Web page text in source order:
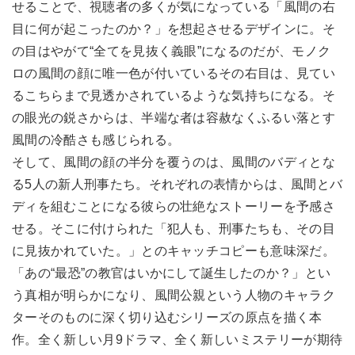
せることで、視聴者の多くが気になっている「風間の右
目に何が起こったのか？」を想起させるデザインに。そ
の目はやがて“全てを見抜く義眼”になるのだが、モノク
ロの風間の顔に唯一色が付いているその右目は、見てい
るこちらまで見透かされているような気持ちになる。そ
の眼光の鋭さからは、半端な者は容赦なくふるい落とす
風間の冷酷さも感じられる。
そして、風間の顔の半分を覆うのは、風間のバディとな
る5人の新人刑事たち。それぞれの表情からは、風間とバ
ディを組むことになる彼らの壮絶なストーリーを予感さ
せる。そこに付けられた「犯人も、刑事たちも、その目
に見抜かれていた。」とのキャッチコピーも意味深だ。
「あの“最恐”の教官はいかにして誕生したのか？」とい
う真相が明らかになり、風間公親という人物のキャラク
ターそのものに深く切り込むシリーズの原点を描く本
作。全く新しい月9ドラマ、全く新しいミステリーが期待